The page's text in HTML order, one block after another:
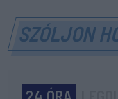
SZÓLJON